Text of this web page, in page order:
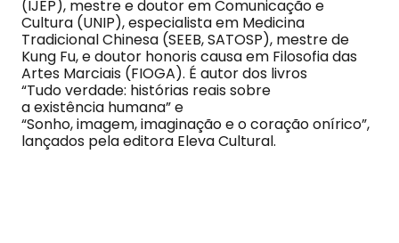
(IJEP), mestre e doutor em Comunicação e
Cultura (UNIP), especialista em Medicina
Tradicional Chinesa (SEEB, SATOSP), mestre de
Kung Fu, e doutor honoris causa em Filosofia das
Artes Marciais (FIOGA). É autor dos livros
“Tudo verdade: histórias reais sobre
a existência humana” e
“Sonho, imagem, imaginação e o coração onírico”,
lançados pela editora Eleva Cultural.